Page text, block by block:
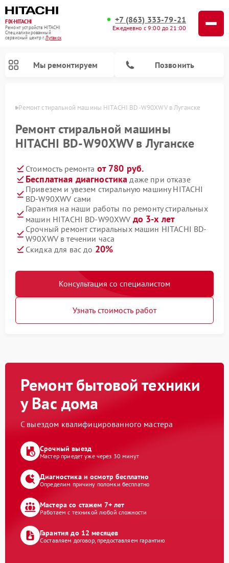
FIX-HITACHI
Ремонт устройств HITACHI
Специализированный
cервисный центр г.Луганск
+7 (863) 333-79-21
Ежедневно с 9:00 до 21:00
Мы ремонтируем Позвонить
Ремонт стиральной машины HITACHI BD-W90XWV в Луганске
Ремонт стиральной машины
HITACHI BD-W90XWV в Луганске
Стоимость ремонта от 780 руб.
Бесплатная диагностика даже при отказе
Привезем и увезем стиральную машину HITACHI
BD-W90XWV сами
Гарантия на наши работы по ремонту стиральных
машин HITACHI BD-W90XWV до 3-х лет
Срочный ремонт стиральных машин HITACHI BD-
W90XWV в течении часа
Скидка для вас до 20%
Консультация со специалистом
Узнать стоимость работ
Ремонт бытовой техники
у Вас дома
С выездом квалифицированного мастера
Срочный выезд
Мастер приедет уже через 30 минут
Диагностика и осмотр бесплатно
Определим причину поломки бесплатно
Мастера со стажем 7+ лет
Работаем с техникой любой сложности
Гарантия до 12 месяцев
Составляем договор, предоставляем гарантию